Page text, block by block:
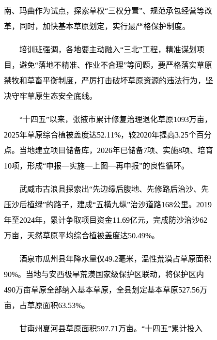
南、玛曲作为试点，探索草权“三权分置”、规范承包经营等改
革，同时，加快基本草原划定，实行最严格保护制度。
培训班强调，各地要主动融入“三北”工程，精准谋划项
目，避免“落地不精准、作业不合理”等问题，要严格落实草原
禁牧和草畜平衡制度，严厉打击破坏草原资源的违法行为，坚
决守牢草原生态安全底线。
“十四五”以来，张掖市累计修复治理退化草原1093万亩，
2025年草原综合植被盖度达52.11%，较2020年提高3.25个百分
点。当地建立项目储备库，2026年已储备7项、实施8项、培育
10项，形成“申报—实施—上图—再申报”的良性循环。
武威市古浪县探索出“先边缘后腹地、先修路后治沙、先
压沙后植绿”的路子，建成“五横九纵”治沙道路168公里。2019
年至2024年，累计争取项目资金11.69亿元，完成防沙治沙62
万亩，天然草原平均综合植被盖度达50.49%。
酒泉市瓜州县年降水量仅49.2毫米，温性荒漠占草原面积
90%。当地与安西极旱荒漠国家级保护区联动，将保护区内
490万亩草原全部纳入基本草原，全县划定基本草原527.56万
亩，占草原面积63.53%。
甘南州夏河县草原面积597.71万亩。“十四五”累计投入